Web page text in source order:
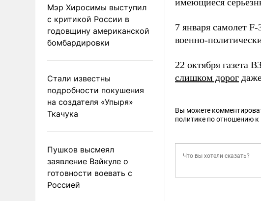
Мэр Хиросимы выступил
с критикой России в
годовщину американской
бомбардировки
Стали известны
подробности покушения
на создателя «Упыря»
Ткачука
Пушков высмеял
заявление Вайкуле о
готовности воевать с
Россией
7 января самолет F-
военно-
22 октября газета
слишком дорог
Вы можете
политике по отношению